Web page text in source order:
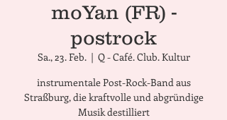
moYan (FR) -
postrock
Sa., 23. Feb.
  |
Q - Café. Club. Kultur
instrumentale Post-Rock-Band aus
Straßburg, die kraftvolle und abgründige
Musik destilliert